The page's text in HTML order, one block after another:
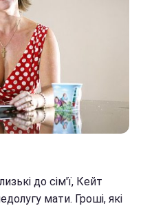
до сім'ї, Кейт
мати. Гроші, які